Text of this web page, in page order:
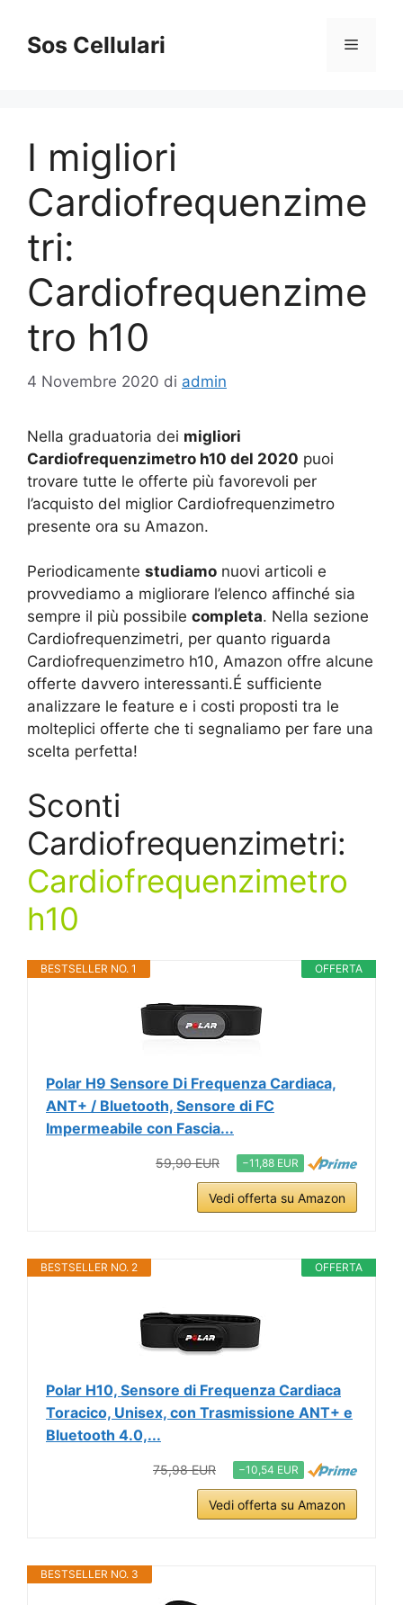
contenuto
Sos Cellulari Menu
I migliori
Cardiofrequenzime
tri:
Cardiofrequenzime
tro h10
4 Novembre 2020 di admin
Nella graduatoria dei migliori
Cardiofrequenzimetro h10 del 2020 puoi
trovare tutte le offerte più favorevoli per
l’acquisto del miglior Cardiofrequenzimetro
presente ora su Amazon.
Periodicamente studiamo nuovi articoli e
provvediamo a migliorare l’elenco affinché sia
sempre il più possibile completa. Nella sezione
Cardiofrequenzimetri, per quanto riguarda
Cardiofrequenzimetro h10, Amazon offre alcune
offerte davvero interessanti.É sufficiente
analizzare le feature e i costi proposti tra le
molteplici offerte che ti segnaliamo per fare una
scelta perfetta!
Sconti
Cardiofrequenzimetri:
Cardiofrequenzimetro
h10
OFFERTA
BESTSELLER NO. 1
Polar H9 Sensore Di Frequenza Cardiaca,
ANT+ / Bluetooth, Sensore di FC
Impermeabile con Fascia...
59,90 EUR −11,88 EUR
Vedi offerta su Amazon
OFFERTA
BESTSELLER NO. 2
Polar H10, Sensore di Frequenza Cardiaca
Toracico, Unisex, con Trasmissione ANT+ e
Bluetooth 4.0,...
75,98 EUR −10,54 EUR
Vedi offerta su Amazon
BESTSELLER NO. 3